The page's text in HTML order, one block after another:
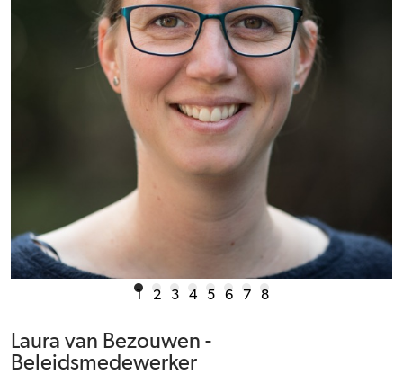
1 2 3 4 5 6 7 8
Laura van Bezouwen -
Beleidsmedewerker